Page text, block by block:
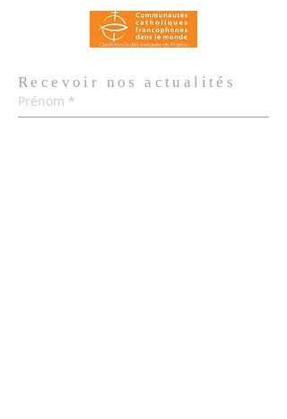
Recevoir nosactualités
Prénom *